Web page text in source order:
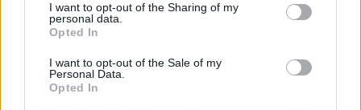
I want to opt-out of the Sharing of my
personal data.
Opted In
I want to opt-out of the Sale of my
Personal Data.
Opted In